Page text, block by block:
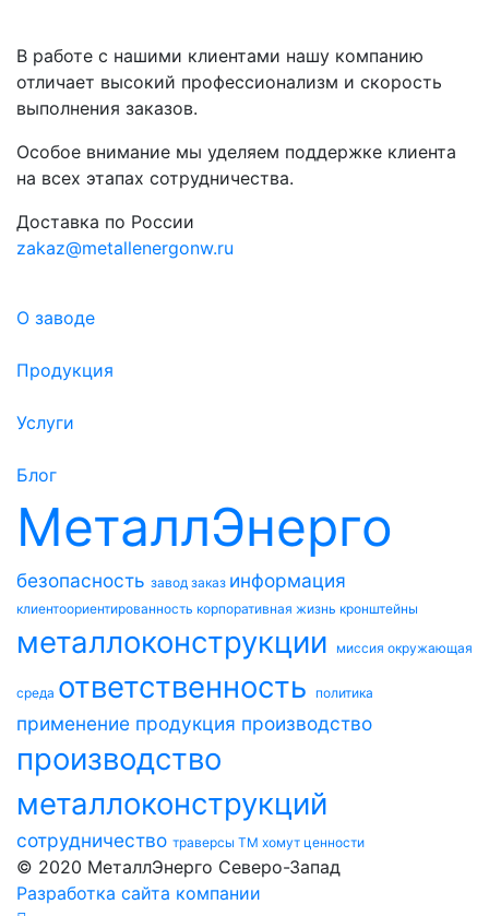
В работе с нашими клиентами нашу компанию
отличает высокий профессионализм и скорость
выполнения заказов.
Особое внимание мы уделяем поддержке клиента
на всех этапах сотрудничества.
Доставка по России
zakaz@metallenergonw.ru
О заводе
Продукция
Услуги
Блог
МеталлЭнерго
безопасность завод заказ информация
клиентоориентированность корпоративная жизнь кронштейны
металлоконструкции миссия окружающая
среда ответственность политика
применение продукция производство
производство
металлоконструкций
сотрудничество траверсы ТМ хомут ценности
© 2020 МеталлЭнерго Северо-Запад
Разработка сайта компании